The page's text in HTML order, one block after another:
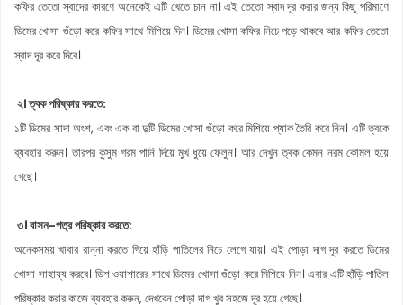
কফির তেতো স্বাদের কারণে অনেকেই এটি খেতে চান না। এই তেতো স্বাদ দূর করার জন্য কিছু পরিমাণে
ডিমের খোসা গুঁড়ো করে কফির সাথে মিশিয়ে দিন। ডিমের খোসা কফির নিচে পড়ে থাকবে আর কফির তেতো
স্বাদ দূর করে দিবে।
২। ত্বক পরিষ্কার করতে:
১টি ডিমের সাদা অংশ, এবং এক বা দুটি ডিমের খোসা গুঁড়ো করে মিশিয়ে প্যাক তৈরি করে নিন। এটি ত্বকে
ব্যবহার করুন। তারপর কুসুম গরম পানি দিয়ে মুখ ধুয়ে ফেলুন। আর দেখুন ত্বক কেমন নরম কোমল হয়ে
গেছে।
৩। বাসন-পত্র পরিষ্কার করতে:
অনেকসময় খাবার রান্না করতে গিয়ে হাঁড়ি পাতিলের নিচে লেগে যায়। এই পোড়া দাগ দূর করতে ডিমের
খোসা সাহায্য করবে। ডিশ ওয়াশারের সাথে ডিমের খোসা গুঁড়ো করে মিশিয়ে নিন। এবার এটি হাঁড়ি পাতিল
পরিষ্কার করার কাজে ব্যবহার করুন, দেখবেন পোড়া দাগ খুব সহজে দূর হয়ে গেছে।